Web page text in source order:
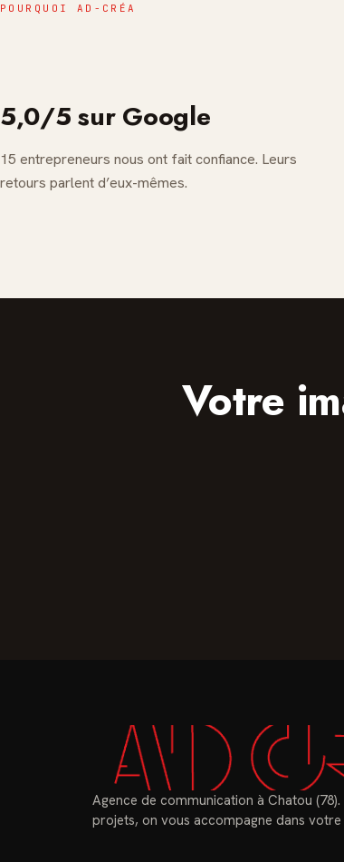
POURQUOI AD-CRÉA
5,0/5 sur Google
15 entrepreneurs nous ont fait confiance. Leurs
retours parlent d’eux-mêmes.
Votre
Agence de communication à Chatou
projets, on vous accompagne dans votre